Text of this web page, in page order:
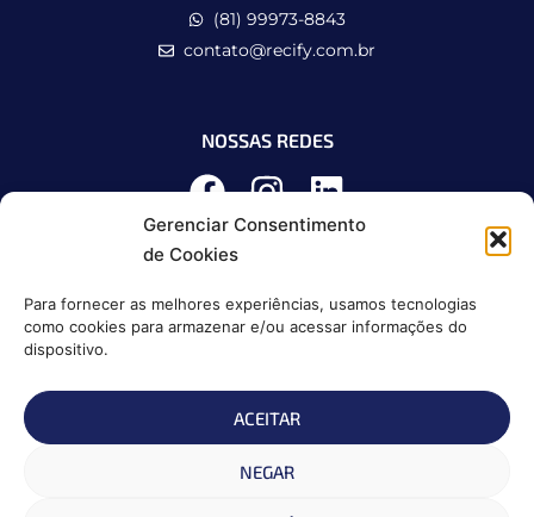
Gerenciar Consentimento
de Cookies
Para fornecer as melhores experiências, usamos tecnologias
como cookies para armazenar e/ou acessar informações do
dispositivo.
ACEITAR
NEGAR
(81) 99973-8843
contato@recify.com.br
NOSSAS REDES